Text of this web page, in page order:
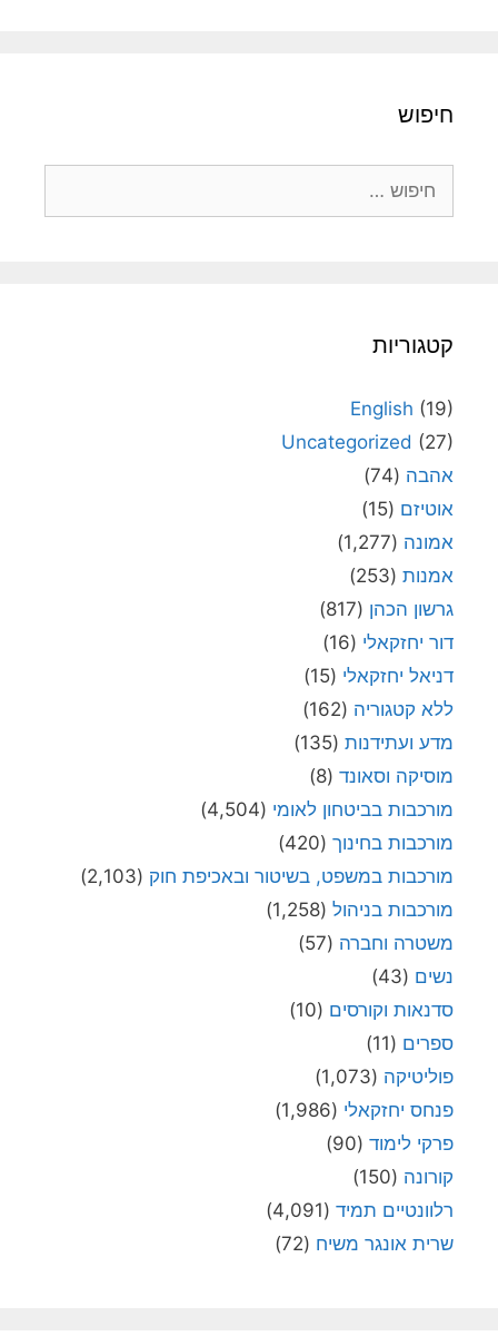
חיפוש
קטגוריות
English (19)
Uncategorized (27)
אהבה (74)
אוטיזם (15)
אמונה (1,277)
אמנות (253)
גרשון הכהן (817)
דור יחזקאלי (16)
דניאל יחזקאלי (15)
ללא קטגוריה (162)
מדע ועתידנות (135)
מוסיקה וסאונד (8)
מורכבות בביטחון לאומי (4,504)
מורכבות בחינוך (420)
מורכבות במשפט, בשיטור ובאכיפת חוק (2,103)
מורכבות בניהול (1,258)
משטרה וחברה (57)
נשים (43)
סדנאות וקורסים (10)
ספרים (11)
פוליטיקה (1,073)
פנחס יחזקאלי (1,986)
פרקי לימוד (90)
קורונה (150)
רלוונטיים תמיד (4,091)
שרית אונגר משיח (72)